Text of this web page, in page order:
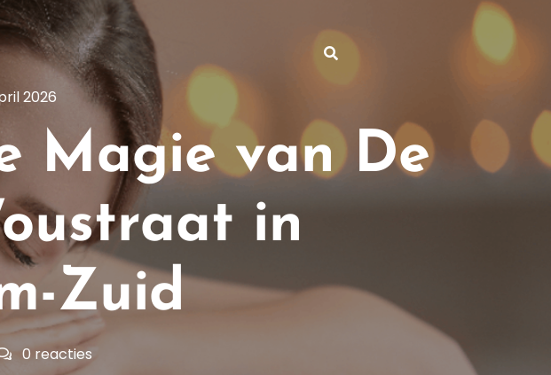
2026
Magie van De
in
Zuid
0 reacties